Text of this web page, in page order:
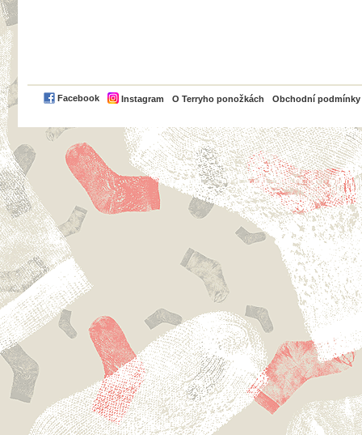
Facebook Instagram O Terryho ponožkách Obchodní podmínky
PayPal